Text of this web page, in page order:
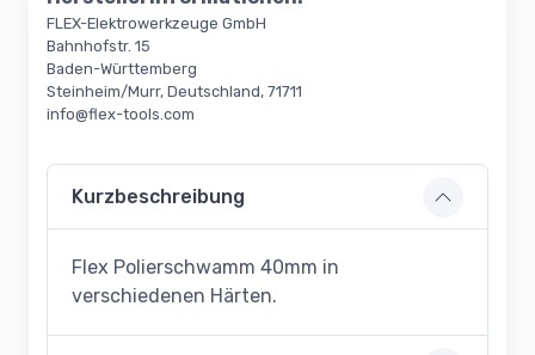
FLEX-Elektrowerkzeuge GmbH
Bahnhofstr. 15
Baden-Württemberg
Steinheim/Murr, Deutschland, 71711
info@flex-tools.com
Kurzbeschreibung
Flex Polierschwamm 40mm in
verschiedenen Härten.